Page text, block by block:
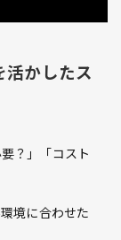
活かしたス
？」「コスト
境に合わせた